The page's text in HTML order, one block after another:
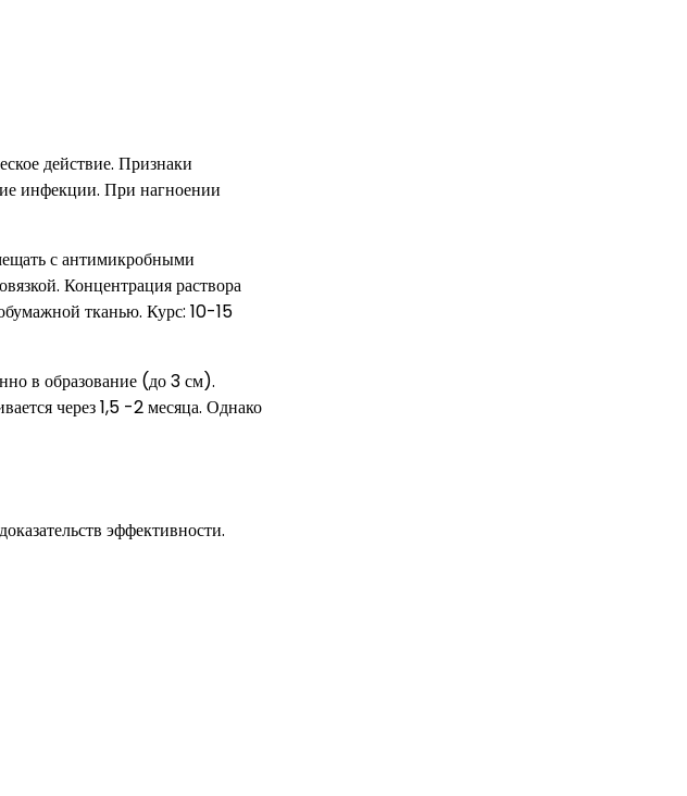
действие. Признаки
инфекции. При нагноении
с антимикробными
Концентрация раствора
тканью. Курс: 10-15
в образование (до 3 см).
через 1,5 -2 месяца. Однако
эффективности.